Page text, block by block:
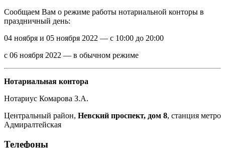
Сообщаем Вам о режиме работы нотариальной конторы в
праздничный день:
04 ноября и 05 ноября 2022 — с 10:00 до 20:00
с 06 ноября 2022 — в обычном режиме
Нотариальная контора
Нотариус Комарова З.А.
Центральный район, Невский проспект, дом 8, станция метро
Адмиралтейская
Телефоны